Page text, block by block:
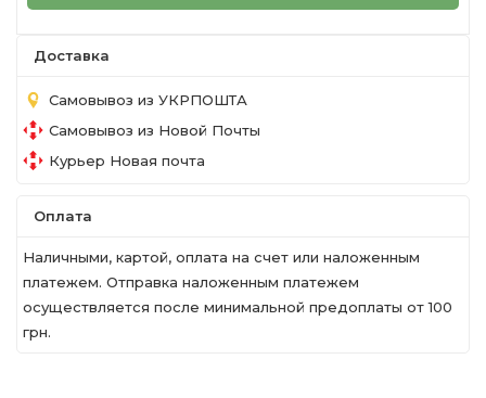
Доставка
Самовывоз из УКРПОШТА
Самовывоз из Новой Почты
Курьер Новая почта
Оплата
Наличными, картой, оплата на счет или наложенным
платежем. Отправка наложенным платежем
осуществляется после минимальной предоплаты от 100
грн.